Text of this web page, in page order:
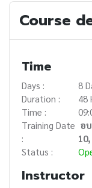
Security, Enterprise
Technology และ
Course
Time
Days :
8
Duration :
48
Time :
Training Date
:
อ
Status :
Instructor